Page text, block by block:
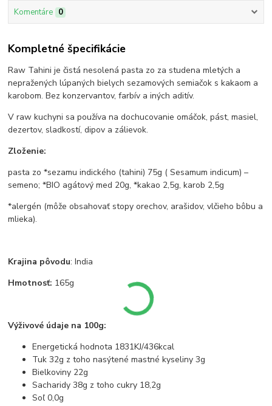
Komentáre 0
Kompletné špecifikácie
Raw Tahini je čistá nesolená pasta zo za studena mletých a
nepražených lúpaných bielych sezamových semiačok s kakaom a
karobom. Bez konzervantov, farbív a iných aditív.
V raw kuchyni sa používa na dochucovanie omáčok, pást, masiel,
dezertov, sladkostí, dipov a zálievok.
Zloženie:
pasta zo *sezamu indického (tahini) 75g ( Sesamum indicum) –
semeno; *BIO agátový med 20g, *kakao 2,5g, karob 2,5g
*alergén (môže obsahovať stopy orechov, arašidov, vlčieho bôbu a
mlieka).
Krajina pôvodu: India
Hmotnosť: 165g
Výživové údaje na 100g:
Energetická hodnota 1831KJ/436kcal
Tuk 32g z toho nasýtené mastné kyseliny 3g
Bielkoviny 22g
Sacharidy 38g z toho cukry 18,2g
Soľ 0,0g